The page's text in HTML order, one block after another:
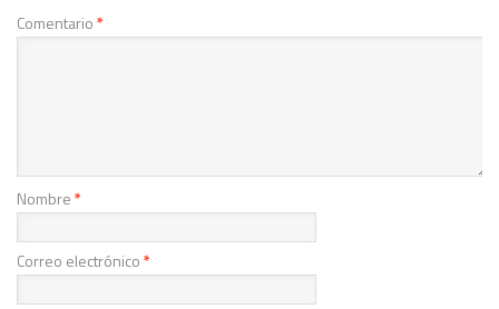
Comentario*
Nombre*
Correo electrónico*